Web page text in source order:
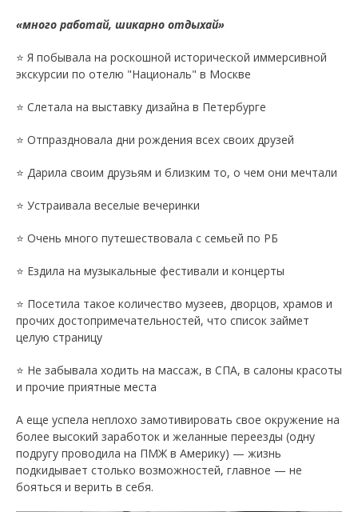
«много работай, шикарно отдыхай»
⭐️ Я побывала на роскошной исторической иммерсивной
экскурсии по отелю "Националь" в Москве
⭐️ Слетала на выставку дизайна в Петербурге
⭐️ Отпраздновала дни рождения всех своих друзей
⭐️ Дарила своим друзьям и близким то, о чем они мечтали
⭐️ Устраивала веселые вечеринки
⭐️ Очень много путешествовала с семьей по РБ
⭐️ Ездила на музыкальные фестивали и концерты
⭐️ Посетила такое количество музеев, дворцов, храмов и
прочих достопримечательностей, что список займет
целую страницу
⭐️ Не забывала ходить на массаж, в СПА, в салоны красоты
и прочие приятные места
А еще успела неплохо замотивировать свое окружение на
более высокий заработок и желанные переезды (одну
подругу проводила на ПМЖ в Америку) — жизнь
подкидывает столько возможностей, главное — не
бояться и верить в себя.